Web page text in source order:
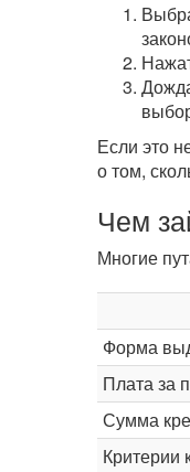
Если это
о том,
Чем
Многие
Форма
Плата за
Сумма
Критерии